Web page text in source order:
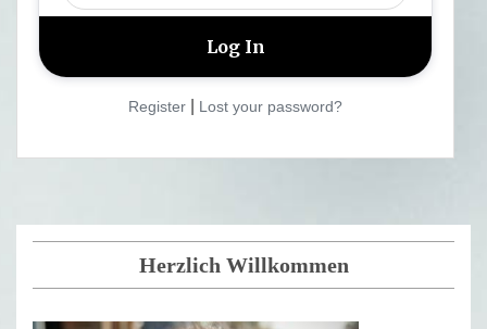
Register Lost your password?
Herzlich Willkommen